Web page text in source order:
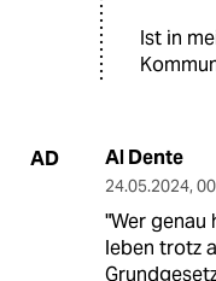
Ist in
AD Al Dente
24.05.2024,
"Wer genau
leben trotz